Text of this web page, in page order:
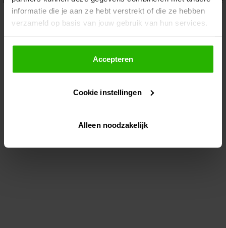
informatie die je aan ze hebt verstrekt of die ze hebben
verzameld op basis van jouw gebruik van hun services.
Als je op "Accepteer" klikt, dan geef je Voordeeluitjes.nl
toestemming om cookies voor social media en
gepersonaliseerde advertenties te plaatsen.
Lees hier meer over in onsprivacybeleid
Via "Cookie instellingen" kun je ook zelf instellen welke
Accepteren
Cookie instellingen
Alleen noodzakelijk
information).